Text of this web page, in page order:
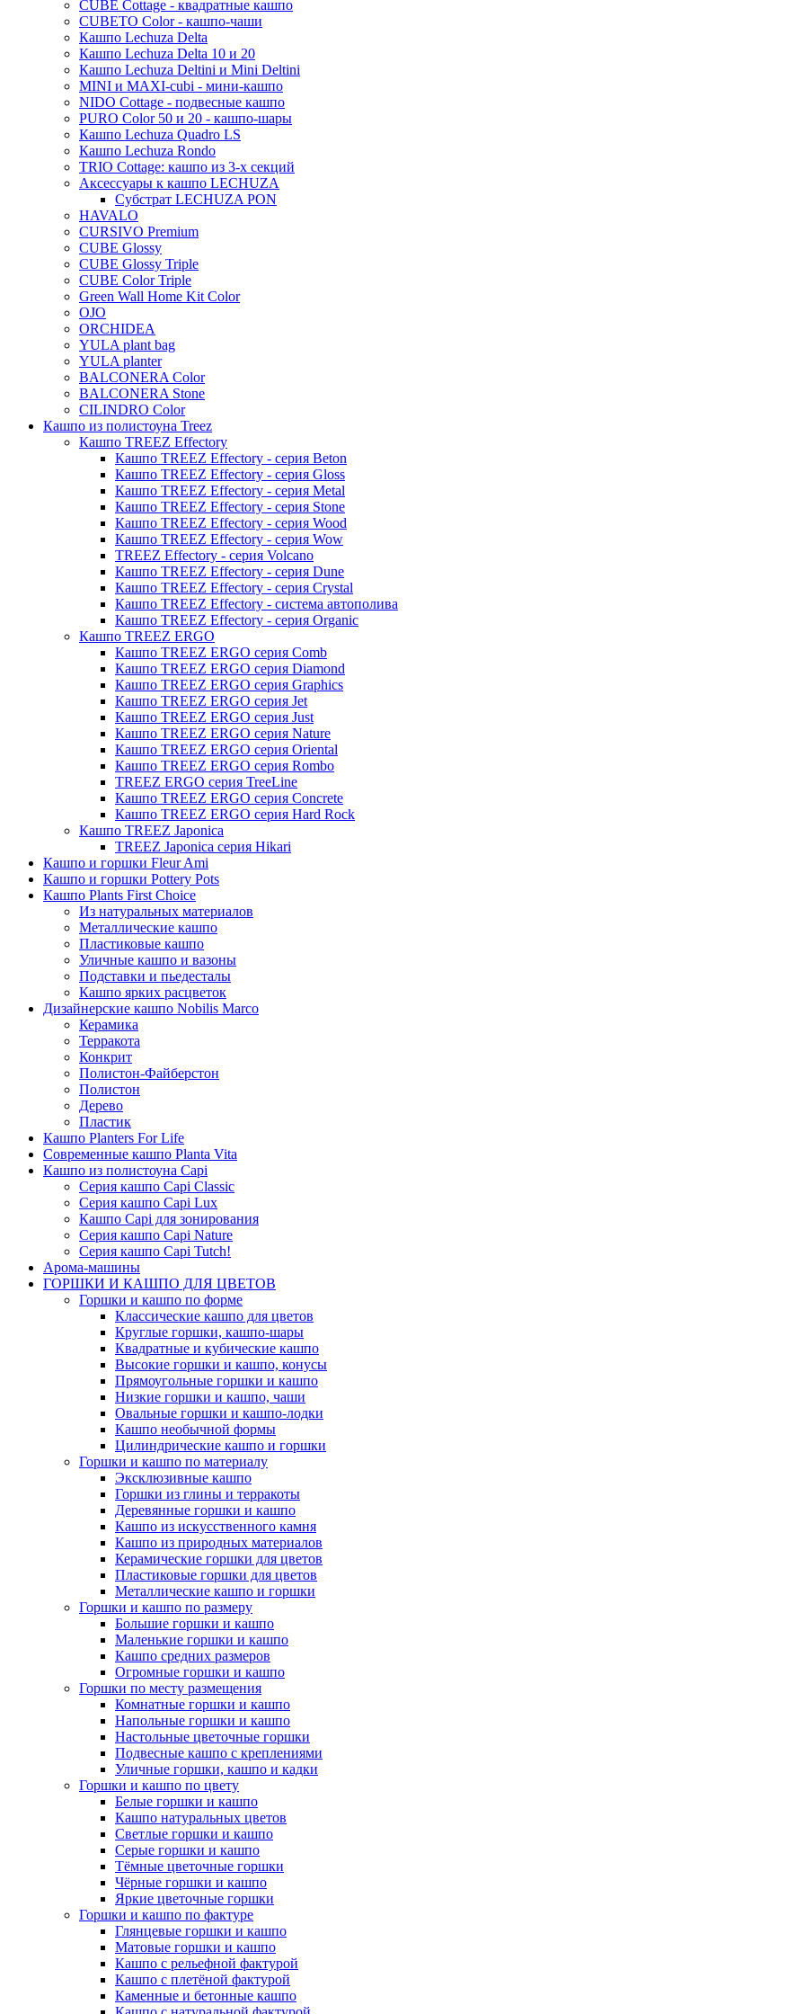
Thies
Moda
Pure
CUBE Cottage - квадратные кашпо
CUBETO Color - кашпо-чаши
Кашпо Lechuza Delta
Кашпо Lechuza Delta 10 и 20
Кашпо Lechuza Deltini и Mini Deltini
MINI и MAXI-cubi - мини-кашпо
NIDO Cottage - подвесные кашпо
PURO Color 50 и 20 - кашпо-шары
Кашпо Lechuza Quadro LS
Кашпо Lechuza Rondo
TRIO Cottage: кашпо из 3-х секций
Аксессуары к кашпо LECHUZA
Субстрат LECHUZA PON
HAVALO
CURSIVO Premium
CUBE Glossy
CUBE Glossy Triple
CUBE Color Triple
Green Wall Home Kit Color
OJO
ORCHIDEA
YULA plant bag
YULA planter
BALCONERA Color
BALCONERA Stone
CILINDRO Color
Кашпо из полистоуна Treez
Кашпо TREEZ Effectory
Кашпо TREEZ Effectory - серия Beton
Кашпо TREEZ Effectory - серия Gloss
Кашпо TREEZ Effectory - серия Metal
Кашпо TREEZ Effectory - серия Stone
Кашпо TREEZ Effectory - серия Wood
Кашпо TREEZ Effectory - серия Wow
TREEZ Effectory - серия Volcano
Кашпо TREEZ Effectory - серия Dune
Кашпо TREEZ Effectory - серия Crystal
Кашпо TREEZ Effectory - система автополива
Кашпо TREEZ Effectory - серия Organic
Кашпо TREEZ ERGO
Кашпо TREEZ ERGO серия Comb
Кашпо TREEZ ERGO серия Diamond
Кашпо TREEZ ERGO серия Graphics
Кашпо TREEZ ERGO серия Jet
Кашпо TREEZ ERGO серия Just
Кашпо TREEZ ERGO серия Nature
Кашпо TREEZ ERGO серия Oriental
Кашпо TREEZ ERGO серия Rombo
TREEZ ERGO серия TreeLine
Кашпо TREEZ ERGO серия Concrete
Кашпо TREEZ ERGO серия Hard Rock
Кашпо TREEZ Japonica
TREEZ Japonica серия Hikari
Кашпо и горшки Fleur Ami
Кашпо и горшки Pottery Pots
Кашпо Plants First Choice
Из натуральных материалов
Металлические кашпо
Пластиковые кашпо
Уличные кашпо и вазоны
Подставки и пьедесталы
Кашпо ярких расцветок
Дизайнерские кашпо Nobilis Marco
Керамика
Терракота
Конкрит
Полистон-Файберстон
Полистон
Дерево
Пластик
Кашпо Planters For Life
Современные кашпо Planta Vita
Кашпо из полистоуна Capi
Серия кашпо Capi Classic
Серия кашпо Capi Lux
Кашпо Capi для зонирования
Серия кашпо Capi Nature
Серия кашпо Capi Tutch!
Арома-машины
ГОРШКИ И КАШПО ДЛЯ ЦВЕТОВ
Горшки и кашпо по форме
Классические кашпо для цветов
Круглые горшки, кашпо-шары
Квадратные и кубические кашпо
Высокие горшки и кашпо, конусы
Прямоугольные горшки и кашпо
Низкие горшки и кашпо, чаши
Овальные горшки и кашпо-лодки
Кашпо необычной формы
Цилиндрические кашпо и горшки
Горшки и кашпо по материалу
Эксклюзивные кашпо
Горшки из глины и терракоты
Деревянные горшки и кашпо
Кашпо из искусственного камня
Кашпо из природных материалов
Керамические горшки для цветов
Пластиковые горшки для цветов
Металлические кашпо и горшки
Горшки и кашпо по размеру
Большие горшки и кашпо
Маленькие горшки и кашпо
Кашпо средних размеров
Огромные горшки и кашпо
Горшки по месту размещения
Комнатные горшки и кашпо
Напольные горшки и кашпо
Настольные цветочные горшки
Подвесные кашпо с креплениями
Уличные горшки, кашпо и кадки
Горшки и кашпо по цвету
Белые горшки и кашпо
Кашпо натуральных цветов
Светлые горшки и кашпо
Серые горшки и кашпо
Тёмные цветочные горшки
Чёрные горшки и кашпо
Яркие цветочные горшки
Горшки и кашпо по фактуре
Глянцевые горшки и кашпо
Матовые горшки и кашпо
Кашпо с рельефной фактурой
Кашпо с плетёной фактурой
Каменные и бетонные кашпо